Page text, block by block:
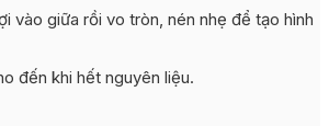
vào giữa rồi vo tròn, nén nhẹ để tạo hình
đến khi hết nguyên liệu.